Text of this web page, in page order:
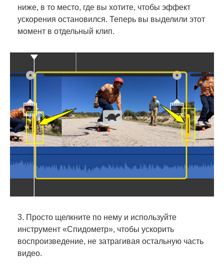
ниже, в то место, где вы хотите, чтобы эффект
ускорения остановился. Теперь вы выделили этот
момент в отдельный клип.
3. Просто щелкните по нему и используйте
инструмент «Спидометр», чтобы ускорить
воспроизведение, не затрагивая остальную часть
видео.